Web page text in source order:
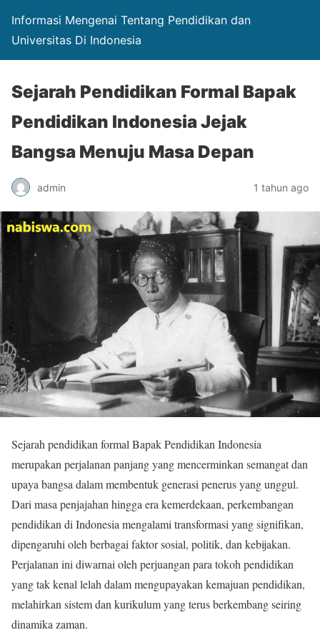
Informasi Mengenai Tentang Pendidikan dan
Universitas Di Indonesia
Sejarah Pendidikan Formal Bapak
Pendidikan Indonesia Jejak
Bangsa Menuju Masa Depan
admin 1 tahun ago
Sejarah pendidikan formal Bapak Pendidikan Indonesia
merupakan perjalanan panjang yang mencerminkan semangat dan
upaya bangsa dalam membentuk generasi penerus yang unggul.
Dari masa penjajahan hingga era kemerdekaan, perkembangan
pendidikan di Indonesia mengalami transformasi yang signifikan,
dipengaruhi oleh berbagai faktor sosial, politik, dan kebijakan.
Perjalanan ini diwarnai oleh perjuangan para tokoh pendidikan
yang tak kenal lelah dalam mengupayakan kemajuan pendidikan,
melahirkan sistem dan kurikulum yang terus berkembang seiring
dinamika zaman.